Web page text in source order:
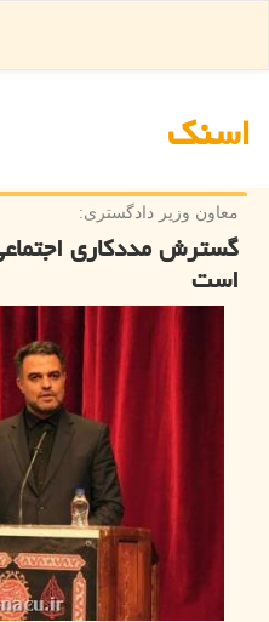
اسنك
معاون وزیر دادگستری:
گسترش مددکاری
است